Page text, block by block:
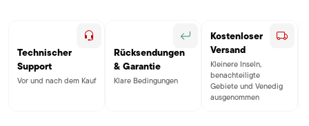
Technischer
Support
Vor und nach dem Kauf
Rücksendungen
& Garantie
Klare Bedingungen
Kostenloser
Versand
Kleinere Inseln,
benachteiligte
Gebiete und Venedig
ausgenommen